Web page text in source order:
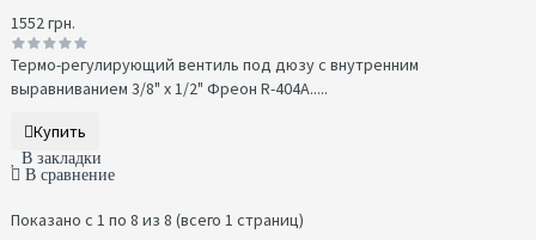
1552 грн.
Термо-регулирующий вентиль под дюзу с внутренним
выравниванием 3/8" x 1/2" Фреон R-404A.....
Купить
В закладки
В сравнение
Показано с 1 по 8 из 8 (всего 1 страниц)